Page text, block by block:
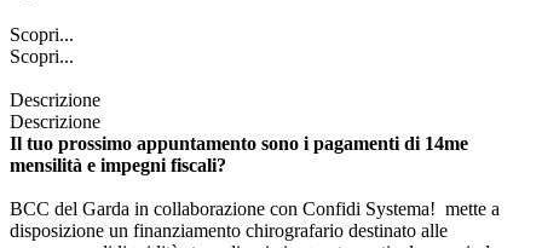
Scopri...
Scopri...
Descrizione
Descrizione
Il tuo prossimo appuntamento sono i pagamenti di 14me
mensilità e impegni fiscali?
BCC del Garda in collaborazione con Confidi Systema! mette a
disposizione un finanziamento chirografario destinato alle